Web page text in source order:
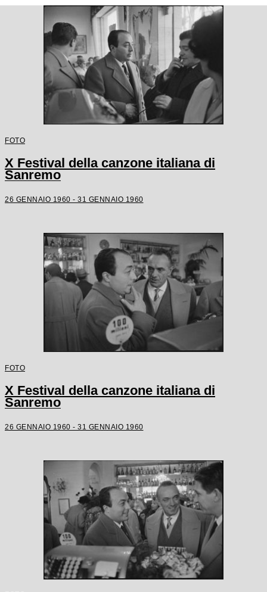
FOTO
X Festival della canzone italiana di
Sanremo
26 GENNAIO 1960 - 31 GENNAIO 1960
FOTO
X Festival della canzone italiana di
Sanremo
26 GENNAIO 1960 - 31 GENNAIO 1960